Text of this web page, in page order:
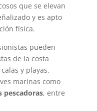
que se elevan
y es apto
física.
pueden
de la costa
y playas.
marinas como
pescadoras, entre